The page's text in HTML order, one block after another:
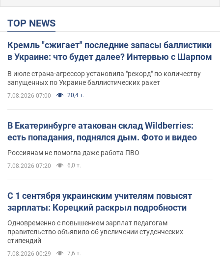
TOP NEWS
Кремль "сжигает" последние запасы баллистики
в Украине: что будет далее? Интервью с Шарпом
В июле страна-агрессор установила "рекорд" по количеству
запущенных по Украине баллистических ракет
7.08.2026 07:00 20,4 т.
В Екатеринбурге атакован склад Wildberries:
есть попадания, поднялся дым. Фото и видео
Россиянам не помогла даже работа ПВО
7.08.2026 07:20 6,0 т.
С 1 сентября украинским учителям повысят
зарплаты: Корецкий раскрыл подробности
Одновременно с повышением зарплат педагогам
правительство объявило об увеличении студенческих
стипендий
7.08.2026 00:29 7,6 т.